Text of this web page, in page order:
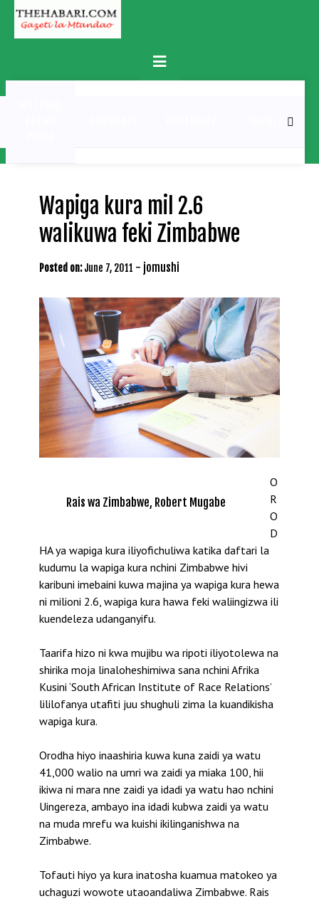
Skip
content
Primary
Menu
MICHEZO
Wapiga kura mil 2.6
walikuwa feki Zimbabwe
Posted on: June 7, 2011 - jomushi
Rais wa Zimbabwe, Robert Mugabe
O
R
O
D
HA ya wapiga kura iliyofichuliwa katika daftari la
kudumu la wapiga kura nchini Zimbabwe hivi
karibuni imebaini kuwa majina ya wapiga kura hewa
ni milioni 2.6, wapiga kura hawa feki waliingizwa ili
kuendeleza udanganyifu.
Taarifa hizo ni kwa mujibu wa ripoti iliyotolewa na
shirika moja linaloheshimiwa sana nchini Afrika
Kusini ‘South African Institute of Race Relations’
lililofanya utafiti juu shughuli zima la kuandikisha
wapiga kura.
Orodha hiyo inaashiria kuwa kuna zaidi ya watu
41,000 walio na umri wa zaidi ya miaka 100, hii
ikiwa ni mara nne zaidi ya idadi ya watu hao nchini
Uingereza, ambayo ina idadi kubwa zaidi ya watu
na muda mrefu wa kuishi ikilinganishwa na
Zimbabwe.
Tofauti hiyo ya kura inatosha kuamua matokeo ya
uchaguzi wowote utaoandaliwa Zimbabwe. Rais